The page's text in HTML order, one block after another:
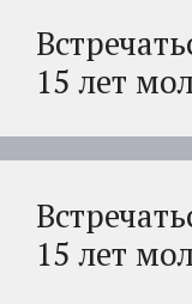
15 лет
15 лет